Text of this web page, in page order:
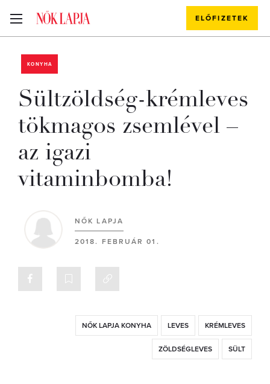
ELŐFIZETEK
KONYHA
Sültzöldség-krémleves
tökmagos zsemlével –
az igazi
vitaminbomba!
NŐK LAPJA
2018. FEBRUÁR 01.
NŐK LAPJA KONYHA LEVES KRÉMLEVES
ZÖLDSÉGLEVES SÜLT